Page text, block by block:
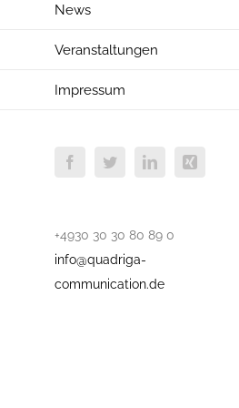
News
Veranstaltungen
Impressum
FacebookTwitterLinkedInXing
+4930 30 30 80 89 0
info@quadriga-
communication.de